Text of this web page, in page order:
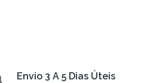
Envio 3 A 5 Dias Úteis